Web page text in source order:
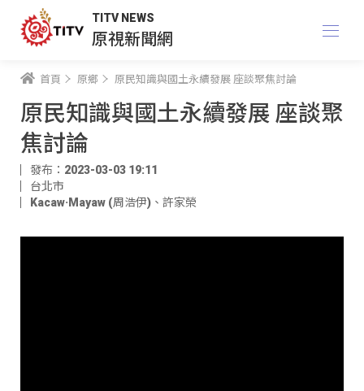
TITV NEWS
原視新聞網
首頁 原鄉 原民知識與國土永續發展 座談聚焦討論
原民知識與國土永續發展 座談聚
焦討論
發布：2023-03-03 19:11
台北市
Kacaw·Mayaw (周浩伊) 、 許家榮